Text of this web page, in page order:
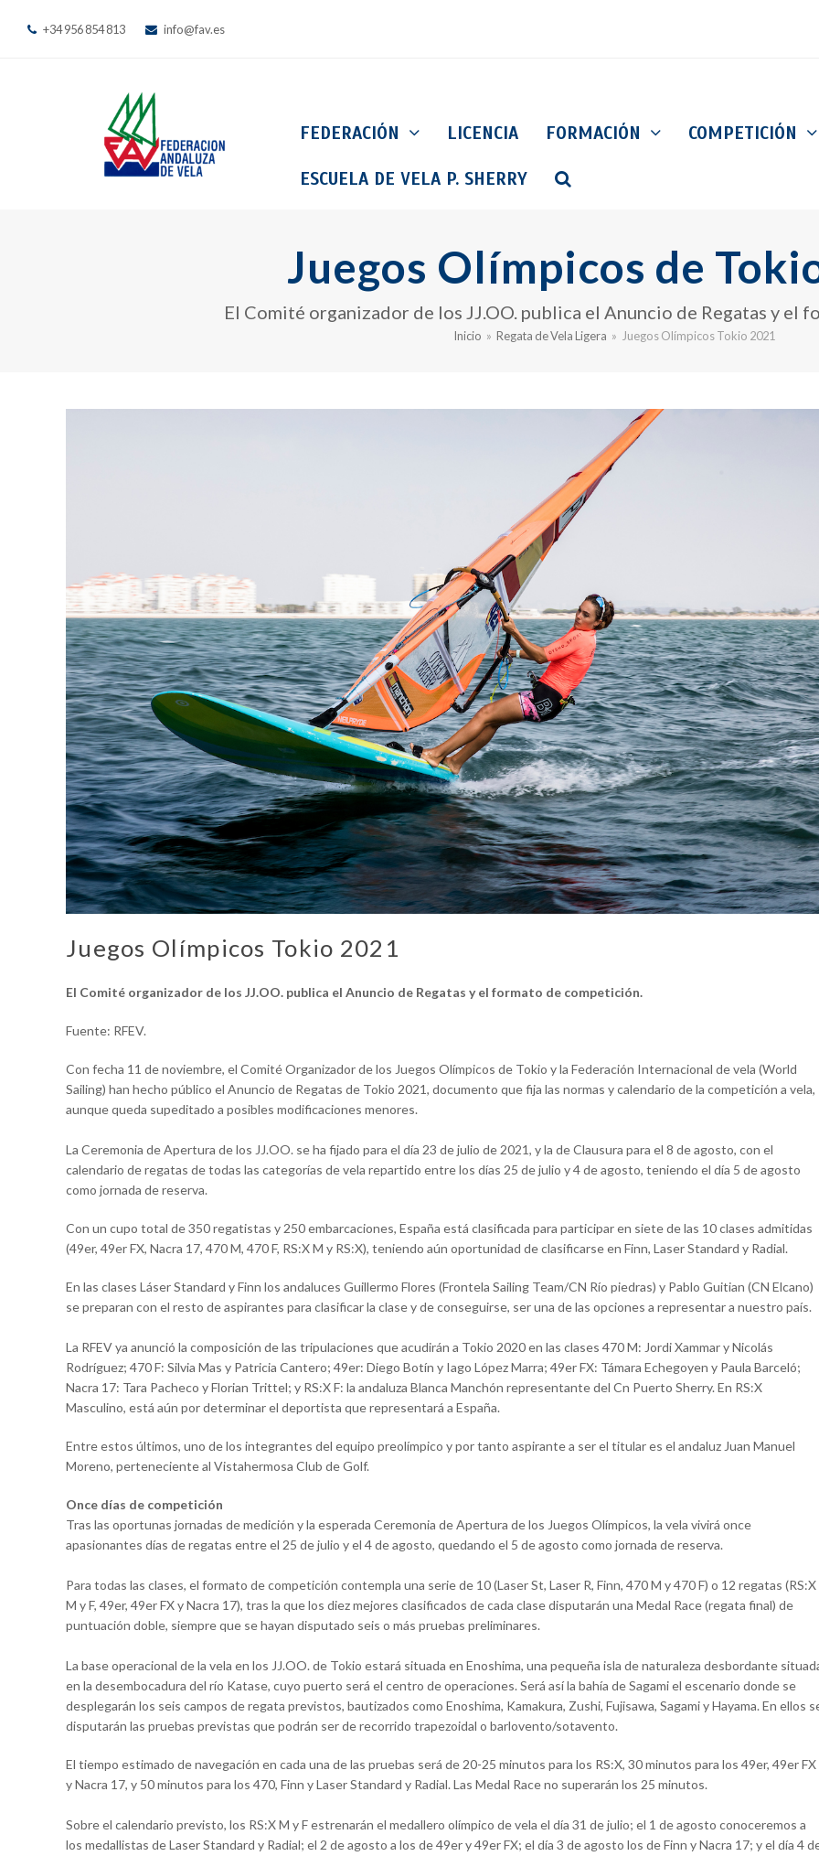
+34 956 854 813 info@fav.es
FEDERACIÓN LICENCIA FORMACIÓN COMPETICIÓN
ESCUELA DE VELA P. SHERRY
Juegos Olímpicos de
El Comité organizador de los JJ.OO. publica el Anuncio de Regatas y el
Inicio » Regata de Vela Ligera » Juegos Olímpicos Tokio 2021
Juegos Olímpicos Tokio 2021
El Comité organizador de los JJ.OO. publica el Anuncio de Regatas y el formato de competición.
Fuente: RFEV.
Con fecha 11 de noviembre, el Comité Organizador de los Juegos Olímpicos de Tokio y la Federación Internacional de vela (World
Sailing) han hecho público el Anuncio de Regatas de Tokio 2021, documento que fija las normas y calendario de la competición a vela,
aunque queda supeditado a posibles modificaciones menores.
La Ceremonia de Apertura de los JJ.OO. se ha fijado para el día 23 de julio de 2021, y la de Clausura para el 8 de agosto, con el
calendario de regatas de todas las categorías de vela repartido entre los días 25 de julio y 4 de agosto, teniendo el día 5 de agosto
como jornada de reserva.
Con un cupo total de 350 regatistas y 250 embarcaciones, España está clasificada para participar en siete de las 10 clases admitidas
(49er, 49er FX, Nacra 17, 470 M, 470 F, RS:X M y RS:X), teniendo aún oportunidad de clasificarse en Finn, Laser Standard y Radial.
En las clases Láser Standard y Finn los andaluces Guillermo Flores (Frontela Sailing Team/CN Río piedras) y Pablo Guitian (CN Elcano)
se preparan con el resto de aspirantes para clasificar la clase y de conseguirse, ser una de las opciones a representar a nuestro país.
La RFEV ya anunció la composición de las tripulaciones que acudirán a Tokio 2020 en las clases 470 M: Jordi Xammar y Nicolás
Rodríguez; 470 F: Silvia Mas y Patricia Cantero; 49er: Diego Botín y Iago López Marra; 49er FX: Támara Echegoyen y Paula Barceló;
Nacra 17: Tara Pacheco y Florian Trittel; y RS:X F: la andaluza Blanca Manchón representante del Cn Puerto Sherry. En RS:X
Masculino, está aún por determinar el deportista que representará a España.
Entre estos últimos, uno de los integrantes del equipo preolímpico y por tanto aspirante a ser el titular es el andaluz Juan Manuel
Moreno, perteneciente al Vistahermosa Club de Golf.
Once días de competición
Tras las oportunas jornadas de medición y la esperada Ceremonia de Apertura de los Juegos Olímpicos, la vela vivirá once
apasionantes días de regatas entre el 25 de julio y el 4 de agosto, quedando el 5 de agosto como jornada de reserva.
Para todas las clases, el formato de competición contempla una serie de 10 (Laser St, Laser R, Finn, 470 M y 470 F) o 12 regatas (RS:X
M y F, 49er, 49er FX y Nacra 17), tras la que los diez mejores clasificados de cada clase disputarán una Medal Race (regata final) de
puntuación doble, siempre que se hayan disputado seis o más pruebas preliminares.
La base operacional de la vela en los JJ.OO. de Tokio estará situada en Enoshima, una pequeña isla de naturaleza desbordante
en la desembocadura del río Katase, cuyo puerto será el centro de operaciones. Será así la bahía de Sagami el escenario donde se
desplegarán los seis campos de regata previstos, bautizados como Enoshima, Kamakura, Zushi, Fujisawa, Sagami y Hayama. En ellos
disputarán las pruebas previstas que podrán ser de recorrido trapezoidal o barlovento/sotavento.
El tiempo estimado de navegación en cada una de las pruebas será de 20-25 minutos para los RS:X, 30 minutos para los 49er, 49er FX
y Nacra 17, y 50 minutos para los 470, Finn y Laser Standard y Radial. Las Medal Race no superarán los 25 minutos.
Sobre el calendario previsto, los RS:X M y F estrenarán el medallero olímpico de vela el día 31 de julio; el 1 de agosto conoceremos a
los medallistas de Laser Standard y Radial; el 2 de agosto a los de 49er y 49er FX; el día 3 de agosto los de Finn y Nacra 17; y el día 4